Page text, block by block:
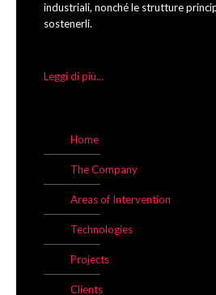
industriali, nonché le strutture
sostenerli.
Leggi di più...
Home
The Company
Areas of Intervention
Technologies
Projects
Clients